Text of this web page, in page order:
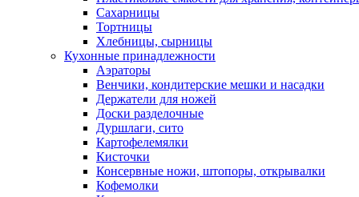
Сахарницы
Тортницы
Хлебницы, сырницы
Кухонные принадлежности
Аэраторы
Венчики, кондитерские мешки и насадки
Держатели для ножей
Доски разделочные
Дуршлаги, сито
Картофелемялки
Кисточки
Консервные ножи, штопоры, открывалки
Кофемолки